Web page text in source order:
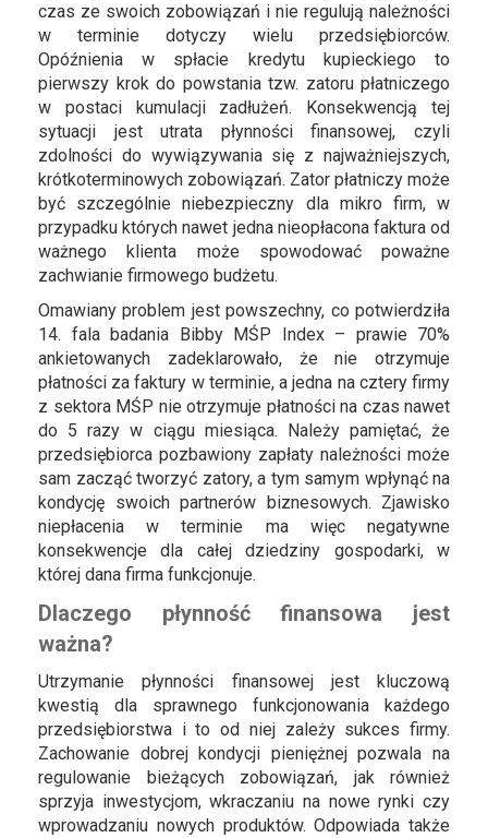
czas ze swoich zobowiązań i nie regulują należności
w terminie dotyczy wielu przedsiębiorców.
Opóźnienia w spłacie kredytu kupieckiego to
pierwszy krok do powstania tzw. zatoru płatniczego
w postaci kumulacji zadłużeń. Konsekwencją tej
sytuacji jest utrata płynności finansowej, czyli
zdolności do wywiązywania się z najważniejszych,
krótkoterminowych zobowiązań. Zator płatniczy może
być szczególnie niebezpieczny dla mikro firm, w
przypadku których nawet jedna nieopłacona faktura od
ważnego klienta może spowodować poważne
zachwianie firmowego budżetu.
Omawiany problem jest powszechny, co potwierdziła
14. fala badania Bibby MŚP Index – prawie 70%
ankietowanych zadeklarowało, że nie otrzymuje
płatności za faktury w terminie, a jedna na cztery firmy
z sektora MŚP nie otrzymuje płatności na czas nawet
do 5 razy w ciągu miesiąca. Należy pamiętać, że
przedsiębiorca pozbawiony zapłaty należności może
sam zacząć tworzyć zatory, a tym samym wpłynąć na
kondycję swoich partnerów biznesowych. Zjawisko
niepłacenia w terminie ma więc negatywne
konsekwencje dla całej dziedziny gospodarki, w
której dana firma funkcjonuje.
Dlaczego płynność finansowa jest
ważna?
Utrzymanie płynności finansowej jest kluczową
kwestią dla sprawnego funkcjonowania każdego
przedsiębiorstwa i to od niej zależy sukces firmy.
Zachowanie dobrej kondycji pieniężnej pozwala na
regulowanie bieżących zobowiązań, jak również
sprzyja inwestycjom, wkraczaniu na nowe rynki czy
wprowadzaniu nowych produktów. Odpowiada także